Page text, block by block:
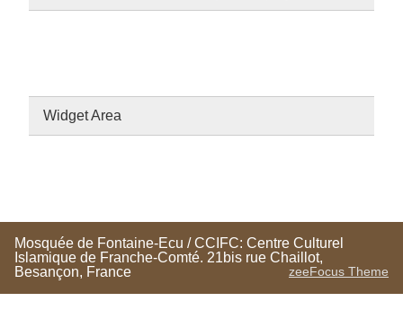
Widget Area
Mosquée de Fontaine-Ecu / CCIFC: Centre Culturel
Islamique de Franche-Comté. 21bis rue Chaillot,
Besançon, France
zeeFocus Theme